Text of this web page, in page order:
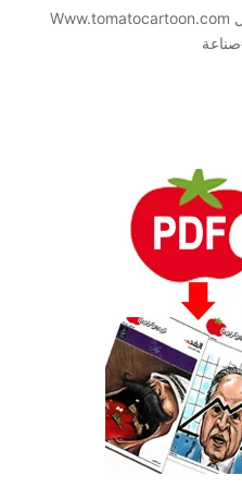
سباق اقتصادي كاريكاتير ياسين الخليل Www.tomatocartoon.com